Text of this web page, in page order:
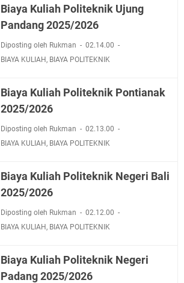
Biaya Kuliah Politeknik Ujung
Pandang 2025/2026
Diposting oleh Rukman
02.14.00
BIAYA KULIAH, BIAYA POLITEKNIK
Biaya Kuliah Politeknik Pontianak
2025/2026
Diposting oleh Rukman
02.13.00
BIAYA KULIAH, BIAYA POLITEKNIK
Biaya Kuliah Politeknik Negeri Bali
2025/2026
Diposting oleh Rukman
02.12.00
BIAYA KULIAH, BIAYA POLITEKNIK
Biaya Kuliah Politeknik Negeri
Padang 2025/2026